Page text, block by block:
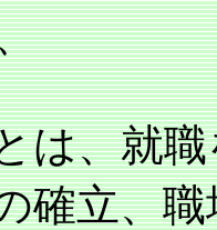
は、就
確立、